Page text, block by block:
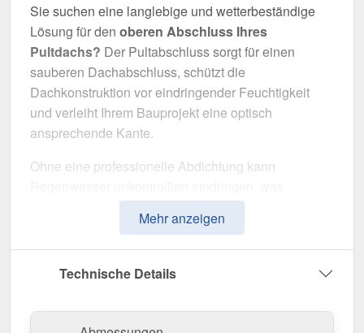
Sie suchen eine langlebige und wetterbeständige
Lösung für den oberen Abschluss Ihres
Pultdachs? Der Pultabschluss sorgt für einen
sauberen Dachabschluss, schützt die
Dachkonstruktion vor eindringender Feuchtigkeit
und verleiht Ihrem Bauprojekt eine optisch
ansprechende Kante.
Ohne eine professionelle Abdichtung kann
langfristig die Dachkonstruktion und Fassade
beschädigt. Dieser Pultabschluss wurde speziell
entwickelt, um dieDachkante langfristig
abzudichten und zu stabilisieren
und eine robuste Beschichtung.
Mehr anzeigen
Technische Details